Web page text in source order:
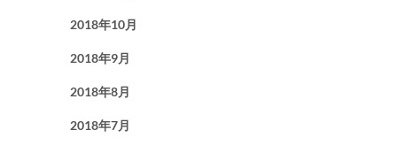
2018年10月
2018年9月
2018年8月
2018年7月